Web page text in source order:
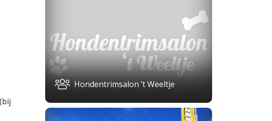
Hondentrimsalon ’t Weeltje